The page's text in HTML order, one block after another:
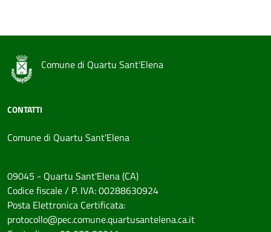
Comune di Quartu Sant'Elena
CONTATTI
Comune di Quartu Sant'Elena
09045 - Quartu Sant'Elena (CA)
Codice fiscale / P. IVA: 00288630924
Posta Elettronica Certificata:
protocollo@pec.comune.quartusantelena.ca.it